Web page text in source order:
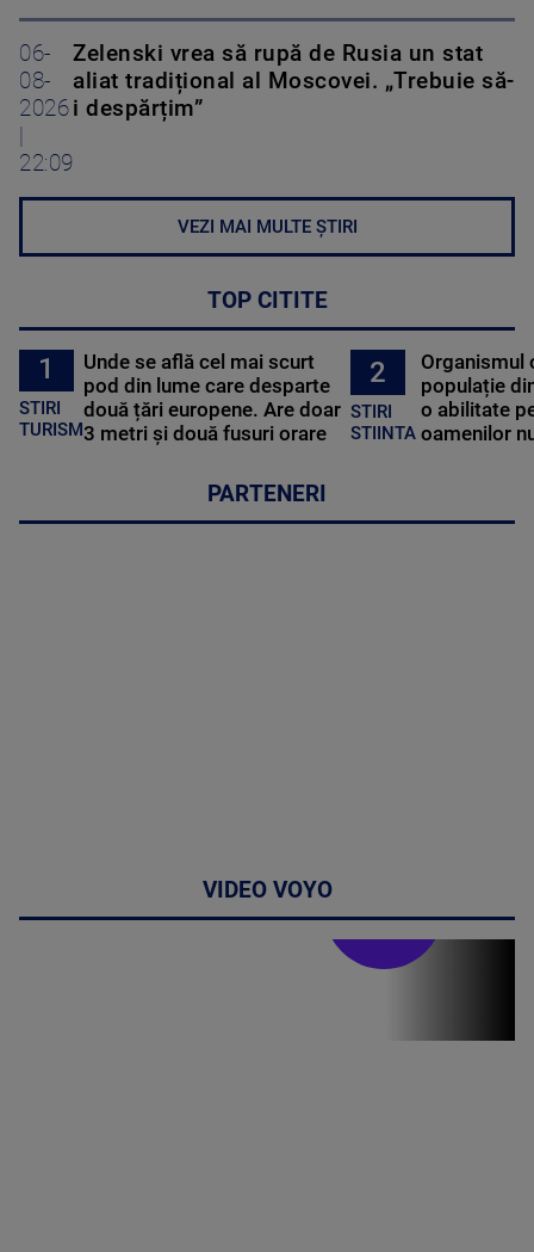
06-
08-
2026
22:09
Zelenski vrea să rupă de Rusia un stat
aliat tradițional al Moscovei. „Trebuie să-
i despărțim”
VEZI MAI MULTE ȘTIRI
TOP CITITE
1
STIRI
TURISM
Unde se află cel mai scurt
pod din lume care desparte
două țări europene. Are doar
3 metri și două fusuri orare
2
STIRI
STIINTA
Organismul
populație
o abilitate
oamenilor
PARTENERI
VIDEO VOYO